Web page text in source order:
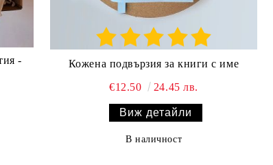
-
Кожена подвързия за книги с име
€12.50 24.45 лв.
Виж детайли
В наличност